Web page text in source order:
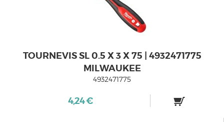
TOURNEVIS SL 0.5 X 3 X 75 | 4932471775
MILWAUKEE
4932471775
4,24 €